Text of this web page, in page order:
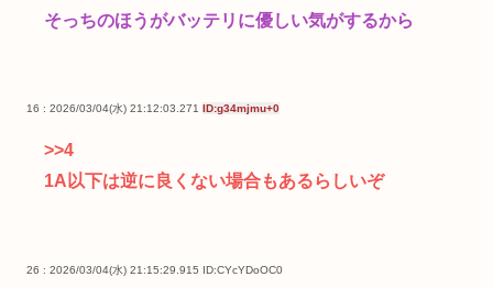
そっちのほうがバッテリに優しい気がするから
16 : 2026/03/04(水) 21:12:03.271 ID:g34mjmu+0
>>4
1A以下は逆に良くない場合もあるらしいぞ
26 : 2026/03/04(水) 21:15:29.915 ID:CYcYDoOC0